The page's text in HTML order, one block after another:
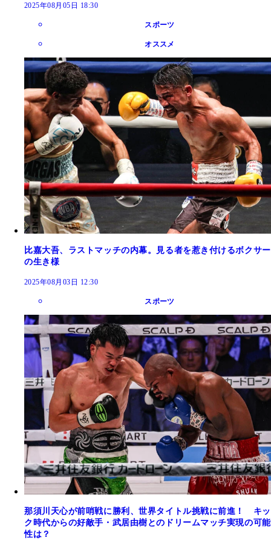
2025年08月05日 18:30
スポーツ
オススメ
比嘉大吾、ラストマッチの内幕。見る者を惹き付けるボクサー
の生き様
2025年08月03日 12:30
スポーツ
那須川天心が前哨戦に勝利、世界タイトル挑戦に前進！ キッ
ク時代からの好敵手・武居由樹とのドリームマッチ実現の可能
性は？